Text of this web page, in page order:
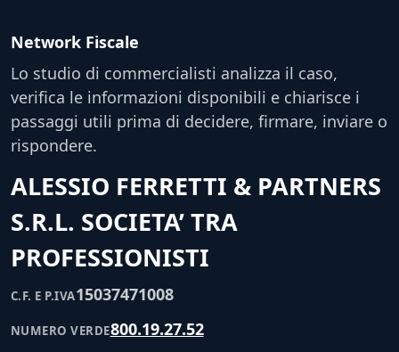
Network Fiscale
Lo studio di commercialisti analizza il caso,
verifica le informazioni disponibili e chiarisce i
passaggi utili prima di decidere, firmare, inviare o
rispondere.
ALESSIO FERRETTI & PARTNERS
S.R.L. SOCIETA’ TRA
PROFESSIONISTI
C.F. E P.IVA15037471008
NUMERO VERDE800.19.27.52